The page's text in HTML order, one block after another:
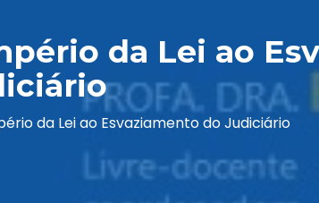
da Lei ao
da Lei ao Esvaziamento do Judiciário